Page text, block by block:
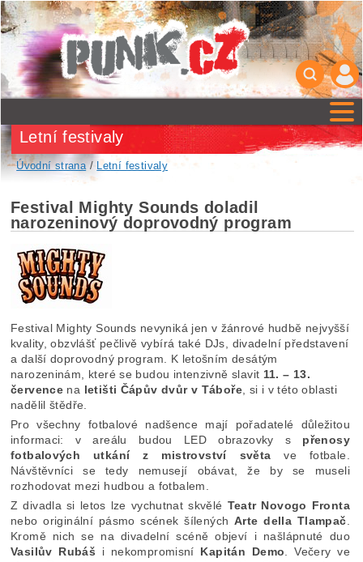
Letní festivaly
Úvodní strana/ Letní festivaly
Festival Mighty Sounds doladil
narozeninový doprovodný program
Festival Mighty Sounds nevyniká jen v žánrové hudbě nejvyšší
kvality, obzvlášť pečlivě vybírá také DJs, divadelní představení
a další doprovodný program. K letošním desátým
narozeninám, které se budou intenzivně slavit 11. – 13.
července na letišti Čápův dvůr v Táboře, si i v této oblasti
nadělil štědře.
Pro všechny fotbalové nadšence mají pořadatelé důležitou
informaci: v areálu budou LED obrazovky s přenosy
fotbalových utkání z mistrovství světa ve fotbale.
Návštěvníci se tedy nemusejí obávat, že by se museli
rozhodovat mezi hudbou a fotbalem.
Z divadla si letos lze vychutnat skvělé Teatr Novogo Fronta
nebo originální pásmo scének šílenýchArte della Tlampač.
Kromě nich se na divadelní scéně objeví i našlápnuté duo
Vasilův Rubáš i nekompromisní Kapitán Demo. Večery ve